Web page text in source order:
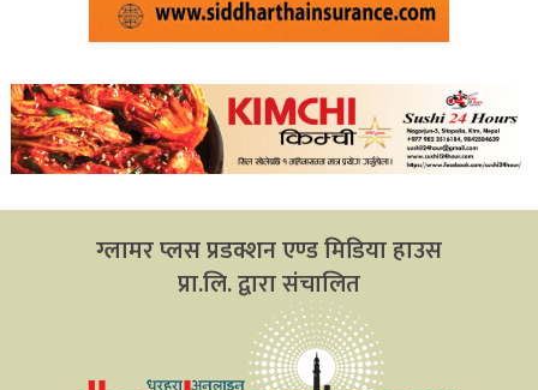
ग्लामर प्लस प्रडक्शन एण्ड मिडिया हाउस
प्रा.लि. द्वारा संचालित